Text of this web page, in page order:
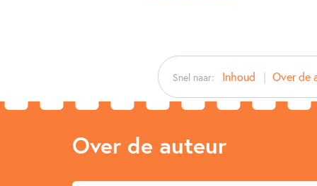
Snel naar: Inhoud Over de
Over de auteur